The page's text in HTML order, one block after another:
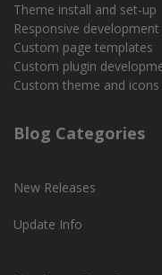
Theme install and set-up
Responsive development
Custom page templates
Custom plugin
Custom theme and icons
Blog Categories
New Releases
Update Info